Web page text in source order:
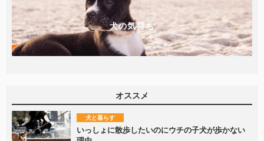
犬の気持ち
オススメ
犬と暮らす
いっしょに散歩したいのにウチの子犬が歩かない